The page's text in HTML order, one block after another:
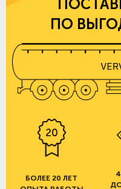
ПО
БОЛЕЕ 20 ЛЕТ